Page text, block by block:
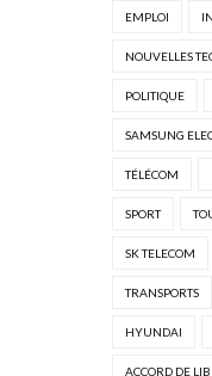
EMPLOI
NOUVELLES
POLITIQUE
SAMSUNG
TÉLÉCOM
SPORT
SK TELECOM
TRANSPORTS
HYUNDAI
ACCORD DE